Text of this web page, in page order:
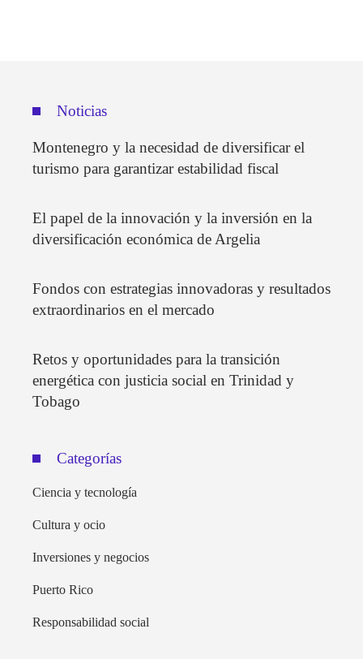
Noticias
Montenegro y la necesidad de diversificar el
turismo para garantizar estabilidad fiscal
El papel de la innovación y la inversión en la
diversificación económica de Argelia
Fondos con estrategias innovadoras y resultados
extraordinarios en el mercado
Retos y oportunidades para la transición
energética con justicia social en Trinidad y
Tobago
Categorías
Ciencia y tecnología
Cultura y ocio
Inversiones y negocios
Puerto Rico
Responsabilidad social